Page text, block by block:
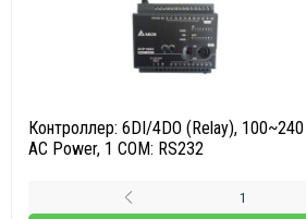
Контроллер: 6DI/4DO (Relay), 100~240
AC Power, 1 COM: RS232